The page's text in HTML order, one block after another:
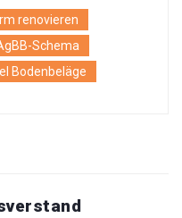
renovieren
Schema
Bodenbeläge